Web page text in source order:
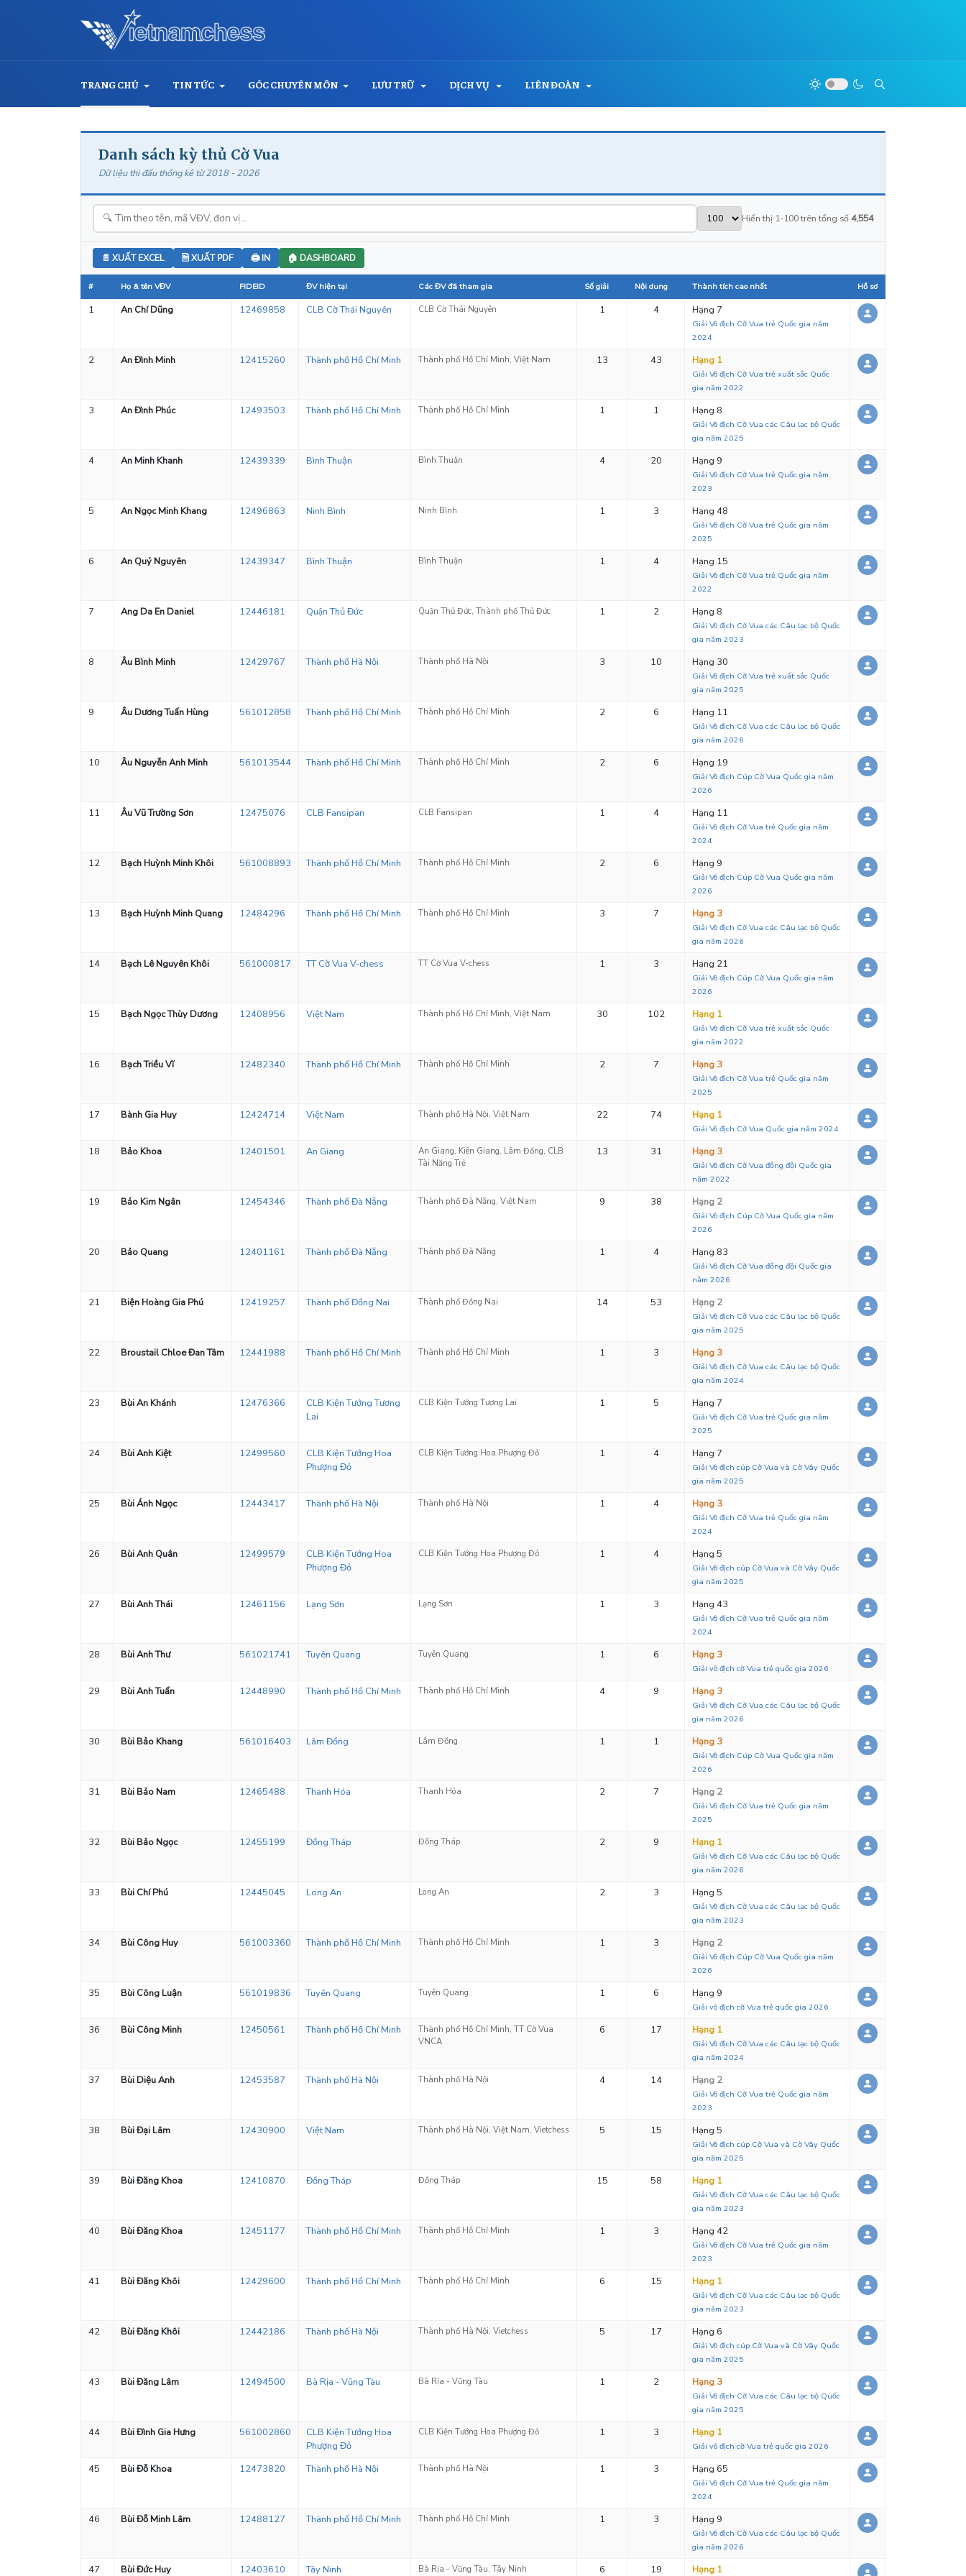
TRANG CHỦ TIN TỨC GÓC CHUYÊN MÔN LƯU TRỮ DỊCH VỤ LIÊN ĐOÀN
Danh sách kỳ thủ Cờ Vua
Dữ liệu thi đấu thống kê từ 2018 - 2026
Hiển thị 1-100 trên tổng số 4,554
📄 XUẤT EXCEL 🗎 XUẤT PDF 🖨 IN 🏠 DASHBOARD
# Họ & tên VĐV FIDEID ĐV hiện tại Các ĐV đã tham gia Số giải Nội dung Thành tích cao nhất Hồ sơ
1 An Chí Dũng 12469858 CLB Cờ Thái Nguyên CLB Cờ Thái Nguyên 1 4 Hạng 7
Giải Vô địch Cờ Vua trẻ Quốc gia năm
2024
2 An Đình Minh 12415260 Thành phố Hồ Chí Minh Thành phố Hồ Chí Minh, Việt Nam 13 43 Hạng 1
Giải Vô địch Cờ Vua trẻ xuất sắc Quốc
gia năm 2022
3 An Đình Phúc 12493503 Thành phố Hồ Chí Minh Thành phố Hồ Chí Minh 1 1 Hạng 8
Giải Vô địch Cờ Vua các Câu lạc bộ Quốc
gia năm 2025
4 An Minh Khanh 12439339 Bình Thuận Bình Thuận 4 20 Hạng 9
Giải Vô địch Cờ Vua trẻ Quốc gia năm
2023
5 An Ngọc Minh Khang 12496863 Ninh Bình Ninh Bình 1 3 Hạng 48
Giải Vô địch Cờ Vua trẻ Quốc gia năm
2025
6 An Quý Nguyên 12439347 Bình Thuận Bình Thuận 1 4 Hạng 15
Giải Vô địch Cờ Vua trẻ Quốc gia năm
2022
7 Ang Da En Daniel 12446181 Quận Thủ Đức Quận Thủ Đức, Thành phố Thủ Đức 1 2 Hạng 8
Giải Vô địch Cờ Vua các Câu lạc bộ Quốc
gia năm 2023
8 Âu Bình Minh 12429767 Thành phố Hà Nội Thành phố Hà Nội 3 10 Hạng 30
Giải Vô địch Cờ Vua trẻ xuất sắc Quốc
gia năm 2025
9 Âu Dương Tuấn Hùng 561012858 Thành phố Hồ Chí Minh Thành phố Hồ Chí Minh 2 6 Hạng 11
Giải Vô địch Cờ Vua các Câu lạc bộ Quốc
gia năm 2026
10 Âu Nguyễn Anh Minh 561013544 Thành phố Hồ Chí Minh Thành phố Hồ Chí Minh 2 6 Hạng 19
Giải Vô địch Cúp Cờ Vua Quốc gia năm
2026
11 Âu Vũ Trường Sơn 12475076 CLB Fansipan CLB Fansipan 1 4 Hạng 11
Giải Vô địch Cờ Vua trẻ Quốc gia năm
2024
12 Bạch Huỳnh Minh Khôi 561008893 Thành phố Hồ Chí Minh Thành phố Hồ Chí Minh 2 6 Hạng 9
Giải Vô địch Cúp Cờ Vua Quốc gia năm
2026
13 Bạch Huỳnh Minh Quang 12484296 Thành phố Hồ Chí Minh Thành phố Hồ Chí Minh 3 7 Hạng 3
Giải Vô địch Cờ Vua các Câu lạc bộ Quốc
gia năm 2026
14 Bạch Lê Nguyên Khôi 561000817 TT Cờ Vua V-chess TT Cờ Vua V-chess 1 3 Hạng 21
Giải Vô địch Cúp Cờ Vua Quốc gia năm
2026
15 Bạch Ngọc Thùy Dương 12408956 Việt Nam Thành phố Hồ Chí Minh, Việt Nam 30 102 Hạng 1
Giải Vô địch Cờ Vua trẻ xuất sắc Quốc
gia năm 2022
16 Bạch Triều Vĩ 12482340 Thành phố Hồ Chí Minh Thành phố Hồ Chí Minh 2 7 Hạng 3
Giải Vô địch Cờ Vua trẻ Quốc gia năm
2025
17 Bành Gia Huy 12424714 Việt Nam Thành phố Hà Nội, Việt Nam 22 74 Hạng 1
Giải Vô địch Cờ Vua Quốc gia năm 2024
18 Bảo Khoa 12401501 An Giang
An Giang, Kiên Giang, Lâm Đồng, CLB
Tài Năng Trẻ
13 31 Hạng 3
Giải Vô địch Cờ Vua đồng đội Quốc gia
năm 2022
19 Bảo Kim Ngân 12454346 Thành phố Đà Nẵng Thành phố Đà Nẵng, Việt Nam 9 38 Hạng 2
Giải Vô địch Cúp Cờ Vua Quốc gia năm
2026
20 Bảo Quang 12401161 Thành phố Đà Nẵng Thành phố Đà Nẵng 1 4 Hạng 83
Giải Vô địch Cờ Vua đồng đội Quốc gia
năm 2026
21 Biện Hoàng Gia Phú 12419257 Thành phố Đồng Nai Thành phố Đồng Nai 14 53 Hạng 2
Giải Vô địch Cờ Vua các Câu lạc bộ Quốc
gia năm 2025
22 Broustail Chloe Đan Tâm 12441988 Thành phố Hồ Chí Minh Thành phố Hồ Chí Minh 1 3 Hạng 3
Giải Vô địch Cờ Vua các Câu lạc bộ Quốc
gia năm 2024
23 Bùi An Khánh 12476366
CLB Kiện Tướng Tương
Lai
CLB Kiện Tướng Tương Lai 1 5 Hạng 7
Giải Vô địch Cờ Vua trẻ Quốc gia năm
2025
24 Bùi Anh Kiệt 12499560
CLB Kiện Tướng Hoa
Phượng Đỏ
CLB Kiện Tướng Hoa Phượng Đỏ 1 4 Hạng 7
Giải Vô địch cúp Cờ Vua và Cờ Vây Quốc
gia năm 2025
25 Bùi Ánh Ngọc 12443417 Thành phố Hà Nội Thành phố Hà Nội 1 4 Hạng 3
Giải Vô địch Cờ Vua trẻ Quốc gia năm
2024
26 Bùi Anh Quân 12499579
CLB Kiện Tướng Hoa
Phượng Đỏ
CLB Kiện Tướng Hoa Phượng Đỏ 1 4 Hạng 5
Giải Vô địch cúp Cờ Vua và Cờ Vây Quốc
gia năm 2025
27 Bùi Anh Thái 12461156 Lạng Sơn Lạng Sơn 1 3 Hạng 43
Giải Vô địch Cờ Vua trẻ Quốc gia năm
2024
28 Bùi Anh Thư 561021741 Tuyên Quang Tuyên Quang 1 6 Hạng 3
Giải vô địch cờ Vua trẻ quốc gia 2026
29 Bùi Anh Tuấn 12448990 Thành phố Hồ Chí Minh Thành phố Hồ Chí Minh 4 9 Hạng 3
Giải Vô địch Cờ Vua các Câu lạc bộ Quốc
gia năm 2026
30 Bùi Bảo Khang 561016403 Lâm Đồng Lâm Đồng 1 1 Hạng 3
Giải Vô địch Cúp Cờ Vua Quốc gia năm
2026
31 Bùi Bảo Nam 12465488 Thanh Hóa Thanh Hóa 2 7 Hạng 2
Giải Vô địch Cờ Vua trẻ Quốc gia năm
2025
32 Bùi Bảo Ngọc 12455199 Đồng Tháp Đồng Tháp 2 9 Hạng 1
Giải Vô địch Cờ Vua các Câu lạc bộ Quốc
gia năm 2026
33 Bùi Chí Phú 12445045 Long An Long An 2 3 Hạng 5
Giải Vô địch Cờ Vua các Câu lạc bộ Quốc
gia năm 2023
34 Bùi Công Huy 561003360 Thành phố Hồ Chí Minh Thành phố Hồ Chí Minh 1 3 Hạng 2
Giải Vô địch Cúp Cờ Vua Quốc gia năm
2026
35 Bùi Công Luận 561019836 Tuyên Quang Tuyên Quang 1 6 Hạng 9
Giải vô địch cờ Vua trẻ quốc gia 2026
36 Bùi Công Minh 12450561 Thành phố Hồ Chí Minh
Thành phố Hồ Chí Minh, TT Cờ Vua
VNCA
6 17 Hạng 1
Giải Vô địch Cờ Vua các Câu lạc bộ Quốc
gia năm 2024
37 Bùi Diệu Anh 12453587 Thành phố Hà Nội Thành phố Hà Nội 4 14 Hạng 2
Giải Vô địch Cờ Vua trẻ Quốc gia năm
2023
38 Bùi Đại Lâm 12430900 Việt Nam Thành phố Hà Nội, Việt Nam, Vietchess 5 15 Hạng 5
Giải Vô địch cúp Cờ Vua và Cờ Vây Quốc
gia năm 2025
39 Bùi Đăng Khoa 12410870 Đồng Tháp Đồng Tháp 15 58 Hạng 1
Giải Vô địch Cờ Vua các Câu lạc bộ Quốc
gia năm 2023
40 Bùi Đăng Khoa 12451177 Thành phố Hồ Chí Minh Thành phố Hồ Chí Minh 1 3 Hạng 42
Giải Vô địch Cờ Vua trẻ Quốc gia năm
2023
41 Bùi Đăng Khôi 12429600 Thành phố Hồ Chí Minh Thành phố Hồ Chí Minh 6 15 Hạng 1
Giải Vô địch Cờ Vua các Câu lạc bộ Quốc
gia năm 2023
42 Bùi Đăng Khôi 12442186 Thành phố Hà Nội Thành phố Hà Nội, Vietchess 5 17 Hạng 6
Giải Vô địch cúp Cờ Vua và Cờ Vây Quốc
gia năm 2025
43 Bùi Đăng Lâm 12494500 Bà Rịa - Vũng Tàu Bà Rịa - Vũng Tàu 1 2 Hạng 3
Giải Vô địch Cờ Vua các Câu lạc bộ Quốc
gia năm 2025
44 Bùi Đình Gia Hưng 561002860
CLB Kiện Tướng Hoa
Phượng Đỏ
CLB Kiện Tướng Hoa Phượng Đỏ 1 3 Hạng 1
Giải vô địch cờ Vua trẻ quốc gia 2026
45 Bùi Đỗ Khoa 12473820 Thành phố Hà Nội Thành phố Hà Nội 1 3 Hạng 65
Giải Vô địch Cờ Vua trẻ Quốc gia năm
2024
46 Bùi Đỗ Minh Lâm 12488127 Thành phố Hồ Chí Minh Thành phố Hồ Chí Minh 1 3 Hạng 9
Giải Vô địch Cờ Vua các Câu lạc bộ Quốc
gia năm 2026
47 Bùi Đức Huy 12403610 Tây Ninh Bà Rịa - Vũng Tàu, Tây Ninh 6 19 Hạng 1